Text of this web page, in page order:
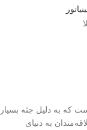
که به دلیل جثه بسیار
به دنیای